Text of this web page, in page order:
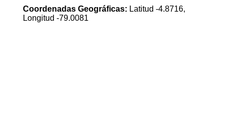
Coordenadas Geográficas: Latitud -4.8716,
Longitud -79.0081